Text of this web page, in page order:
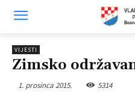
VIJESTI
Zimsko
1. prosinca 2015. 5314